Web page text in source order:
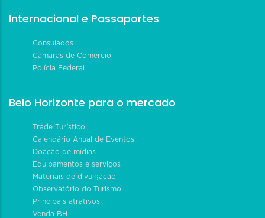
Internacional e Passaportes
Consulados
Câmaras de Comércio
Polícia Federal
Belo Horizonte para o mercado
Trade Turístico
Calendário Anual de Eventos
Doação de mídias
Equipamentos e serviços
Materiais de divulgação
Observatório do Turismo
Principais atrativos
Venda BH